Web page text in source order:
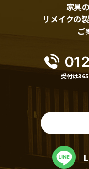
家具
リメイクの
ご
受付は